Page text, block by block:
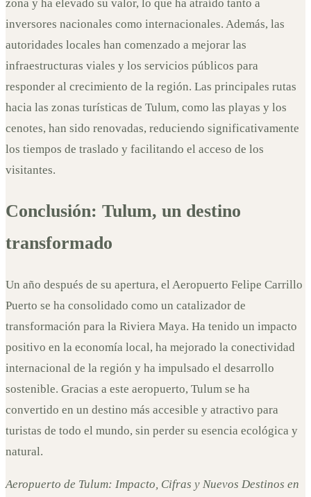
zona y ha elevado su valor, lo que ha atraído tanto a
inversores nacionales como internacionales. Además, las
autoridades locales han comenzado a mejorar las
infraestructuras viales y los servicios públicos para
responder al crecimiento de la región. Las principales rutas
hacia las zonas turísticas de Tulum, como las playas y los
cenotes, han sido renovadas, reduciendo significativamente
los tiempos de traslado y facilitando el acceso de los
visitantes.
Conclusión: Tulum, un destino
transformado
Un año después de su apertura, el Aeropuerto Felipe Carrillo
Puerto se ha consolidado como un catalizador de
transformación para la Riviera Maya. Ha tenido un impacto
positivo en la economía local, ha mejorado la conectividad
internacional de la región y ha impulsado el desarrollo
sostenible. Gracias a este aeropuerto, Tulum se ha
convertido en un destino más accesible y atractivo para
turistas de todo el mundo, sin perder su esencia ecológica y
natural.
Aeropuerto de Tulum: Impacto, Cifras y Nuevos Destinos en